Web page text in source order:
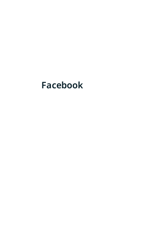
Facebook